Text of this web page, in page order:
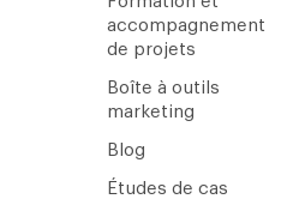
accompagnement
de projets
Boîte à outils
marketing
Blog
Études de cas